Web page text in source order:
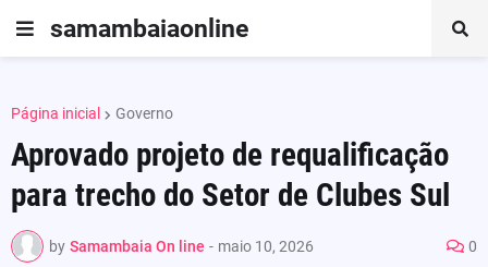
samambaiaonline
Página inicial Governo
Aprovado projeto de requalificação
para trecho do Setor de Clubes Sul
by Samambaia On line - maio 10, 2026 0